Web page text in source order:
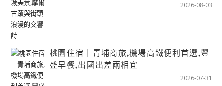
2026-08-03
桃園住宿｜青埔商旅,機場高鐵便利首選,豐
盛早餐,出國出差兩相宜
2026-07-31